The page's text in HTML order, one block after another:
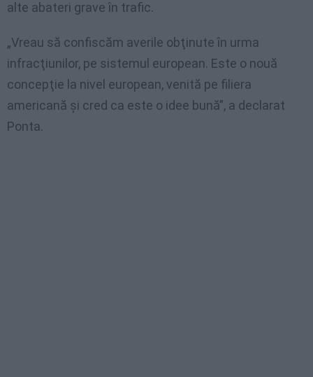
alte abateri grave în trafic.
„Vreau să confiscăm averile obţinute în urma
infracţiunilor, pe sistemul european. Este o nouă
concepţie la nivel european, venită pe filiera
americană şi cred ca este o idee bună”, a declarat
Ponta.